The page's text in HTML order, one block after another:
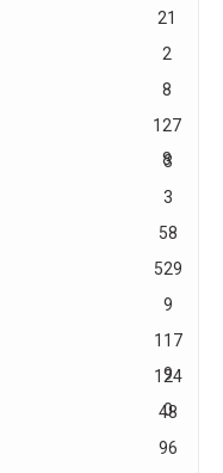
21
2
8
127
8
3
3
58
529
9
117
9
124
0
48
96